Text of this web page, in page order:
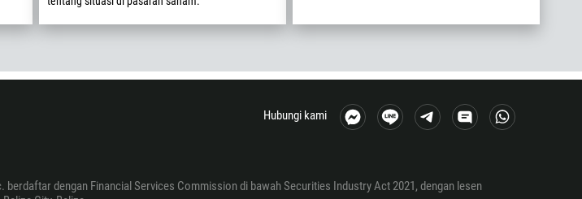
Hubungi kami
dengan Financial Services Commission di bawah Securities Industry Act 2021, dengan lesen
anda, jika perlu